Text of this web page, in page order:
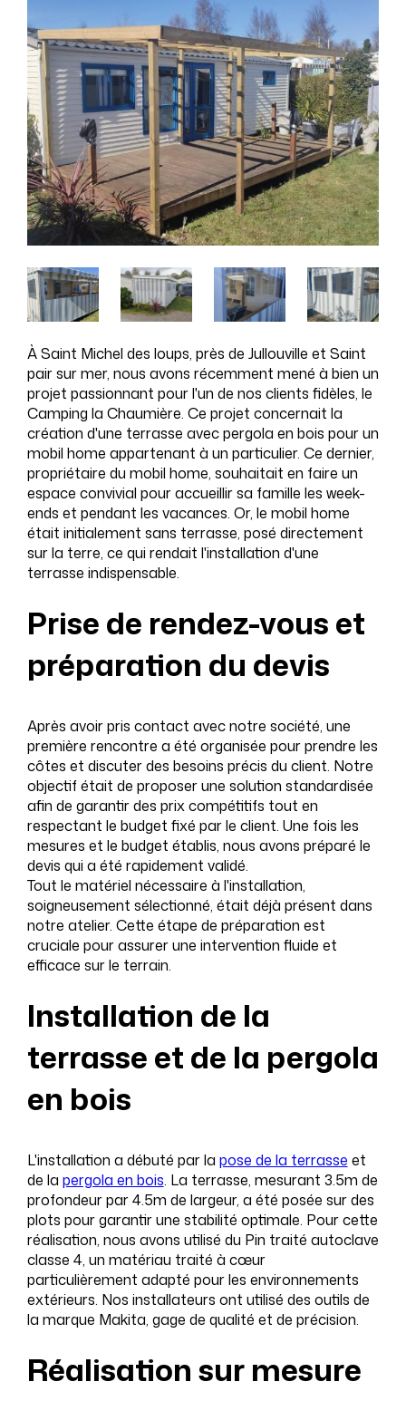
À Saint Michel des loups, près de Jullouville et Saint
pair sur mer, nous avons récemment mené à bien un
projet passionnant pour l'un de nos clients fidèles, le
Camping la Chaumière. Ce projet concernait la
création d'une terrasse avec pergola en bois pour un
mobil home appartenant à un particulier. Ce dernier,
propriétaire du mobil home, souhaitait en faire un
espace convivial pour accueillir sa famille les week-
ends et pendant les vacances. Or, le mobil home
était initialement sans terrasse, posé directement
sur la terre, ce qui rendait l'installation d'une
terrasse indispensable.
Prise de rendez-vous et
préparation du devis
Après avoir pris contact avec notre société, une
première rencontre a été organisée pour prendre les
côtes et discuter des besoins précis du client. Notre
objectif était de proposer une solution standardisée
afin de garantir des prix compétitifs tout en
respectant le budget fixé par le client. Une fois les
mesures et le budget établis, nous avons préparé le
devis qui a été rapidement validé.
Tout le matériel nécessaire à l'installation,
soigneusement sélectionné, était déjà présent dans
notre atelier. Cette étape de préparation est
cruciale pour assurer une intervention fluide et
efficace sur le terrain.
Installation de la
terrasse et de la pergola
en bois
L'installation a débuté par la pose de la terrasse et
de la pergola en bois. La terrasse, mesurant 3.5m de
profondeur par 4.5m de largeur, a été posée sur des
plots pour garantir une stabilité optimale. Pour cette
réalisation, nous avons utilisé du Pin traité autoclave
classe 4, un matériau traité à cœur
particulièrement adapté pour les environnements
extérieurs. Nos installateurs ont utilisé des outils de
la marque Makita, gage de qualité et de précision.
Réalisation sur mesure